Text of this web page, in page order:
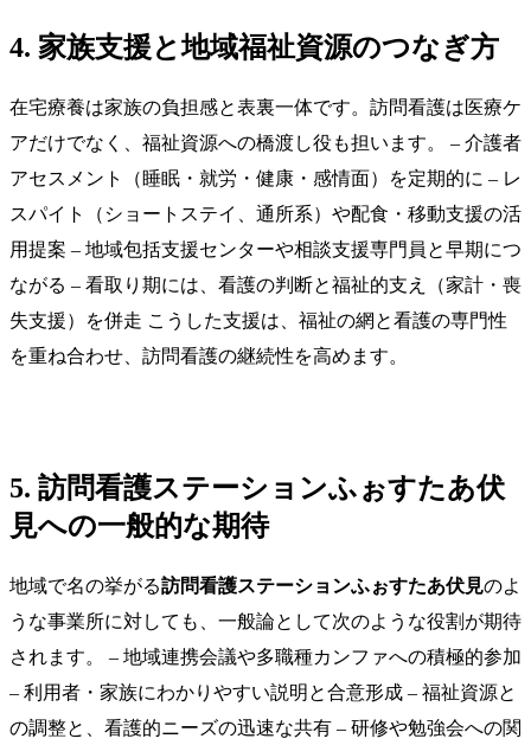
4. 家族支援と地域福祉資源のつなぎ方
在宅療養は家族の負担感と表裏一体です。訪問看護は医療ケ
アだけでなく、福祉資源への橋渡し役も担います。 – 介護者
アセスメント（睡眠・就労・健康・感情面）を定期的に – レ
スパイト（ショートステイ、通所系）や配食・移動支援の活
用提案 – 地域包括支援センターや相談支援専門員と早期につ
ながる – 看取り期には、看護の判断と福祉的支え（家計・喪
失支援）を併走 こうした支援は、福祉の網と看護の専門性
を重ね合わせ、訪問看護の継続性を高めます。
5. 訪問看護ステーションふぉすたあ伏
見への一般的な期待
地域で名の挙がる訪問看護ステーションふぉすたあ伏見のよ
うな事業所に対しても、一般論として次のような役割が期待
されます。 – 地域連携会議や多職種カンファへの積極的参加
– 利用者・家族にわかりやすい説明と合意形成 – 福祉資源と
の調整と、看護的ニーズの迅速な共有 – 研修や勉強会への関